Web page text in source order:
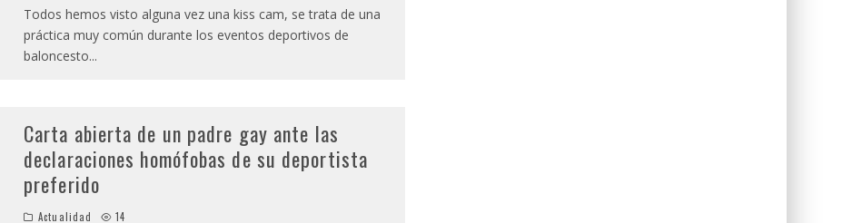
Todos hemos visto alguna vez una kiss cam, se trata de una
práctica muy común durante los eventos deportivos de
baloncesto...
Carta abierta de un padre gay ante las
declaraciones homófobas de su deportista
preferido
Actualidad 14